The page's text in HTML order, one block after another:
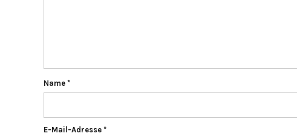
Name *
E-Mail-Adresse *